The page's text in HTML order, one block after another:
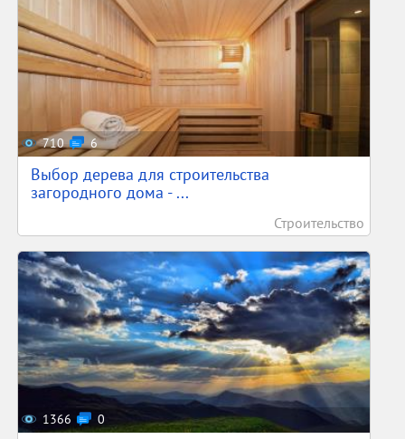
710 6
Выбор дерева для строительства
загородного дома - ...
Строительство
1366 0